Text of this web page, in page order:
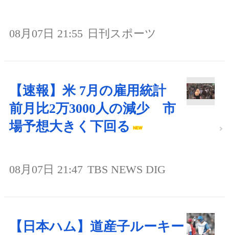
08月07日 21:55 日刊スポーツ
【速報】米 7月の雇用統計
前月比2万3000人の減少 市
場予想大きく下回る
08月07日 21:47 TBS NEWS DIG
【日本ハム】道産子ルーキー